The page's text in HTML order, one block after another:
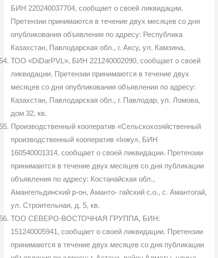
БИН 220240037704, сообщает о своей ликвидации.
Претензии принимаются в течение двух месяцев со дня
опубликования объявления по адресу: Респу­блика
Казахстан, Павлодарская обл., г. Аксу, ул. Камзина,
ТОО «DiDarPVL», БИН 221240002090, сообщает о своей
ликвида­ции. Претензии принимаются в течение двух
месяцев со дня опубликования объявления по адресу:
Казахстан, Павлодарская обл., г. Павлодар, ул. Ломо­ва,
дом 32, кв.
Производственный кооператив «Сельскохозяйственный
производ­ственный кооператив «Інжу», БИН
160540001314, сообщает о своей ликви­дации. Претензии
принимаются в течение двух месяцев со дня публикации
объявления по адресу: Костанайская обл.,
Амангельдинский р-он, Аманто- гайский с.о., с. Амантогай,
ул. Строительная, д. 5, кв.
ТОО СЕВЕРО-ВОСТОЧНАЯ ГРУППА, БИН:
151240005941, сооб­щает о своей ликвидации. Претензии
принимаются в течение двух месяцев со дня публикации